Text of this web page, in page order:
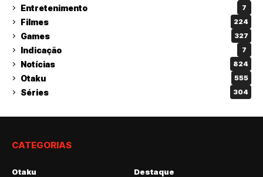
Entretenimento 7
Filmes 224
Games 327
Indicação 7
Notícias 824
Otaku 555
Séries 304
CATEGORIAS
Otaku
Destaque